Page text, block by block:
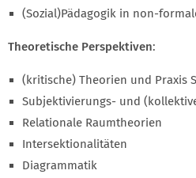
(Sozial)Pädagogik in non-
Theoretische Perspektiven:
(kritische) Theorien und Praxis
Subjektivierungs- und
Relationale Raumtheorien
Intersektionalitäten
Diagrammatik